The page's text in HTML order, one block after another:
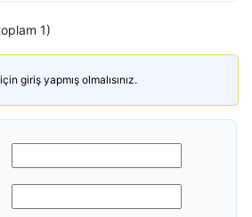
1)
giriş yapmış olmalısınız.